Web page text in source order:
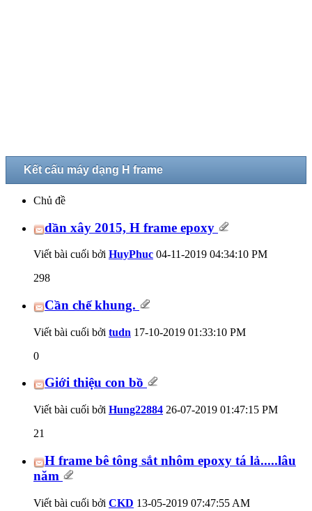
Kết cấu máy dạng H frame
Chủ đề
dần xây 2015, H frame epoxy
Viết bài cuối bởi HuyPhuc 04-11-2019 04:34:10 PM
298
Cần chế khung.
Viết bài cuối bởi tudn 17-10-2019 01:33:10 PM
0
Giới thiệu con bồ
Viết bài cuối bởi Hung22884 26-07-2019 01:47:15 PM
21
H frame bê tông sắt nhôm epoxy tá lả.....lâu
năm
Viết bài cuối bởi CKD 13-05-2019 07:47:55 AM